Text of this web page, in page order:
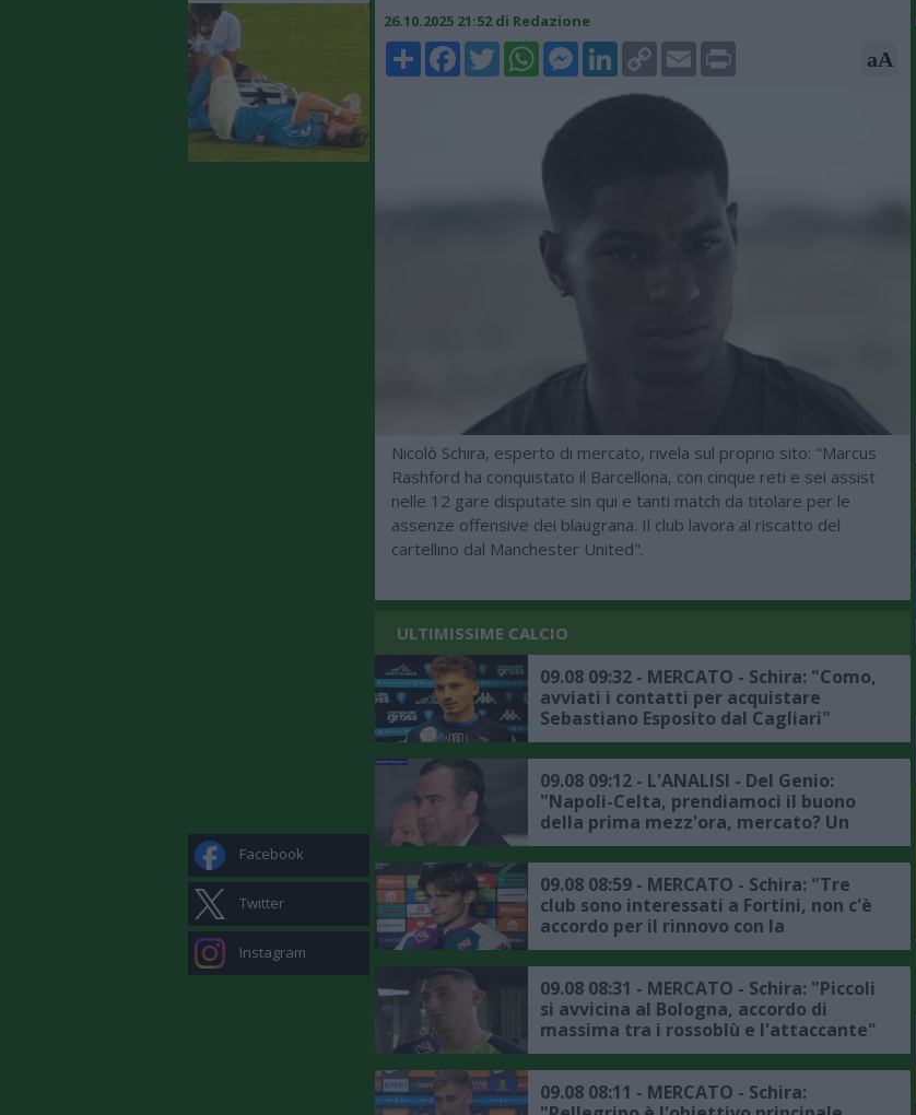
Facebook
Twitter
Instagram
26.10.2025 21:52 di Redazione
ShareFacebookTwitterWhatsAppMessenger
LinkedIn
Copy
Link
Email Print aA
Nicolò Schira, esperto di mercato, rivela sul proprio sito: "Marcus
Rashford ha conquistato il Barcellona, con cinque reti e sei assist
nelle 12 gare disputate sin qui e tanti match da titolare per le
assenze offensive dei blaugrana. Il club lavora al riscatto del
cartellino dal Manchester United".
ULTIMISSIME CALCIO
09.08 09:32 - MERCATO - Schira: "Como,
avviati i contatti per acquistare
Sebastiano Esposito dal Cagliari"
09.08 09:12 - L'ANALISI - Del Genio:
"Napoli-Celta, prendiamoci il buono
della prima mezz'ora, mercato? Un
jolly va preso per spostare Olivera"
09.08 08:59 - MERCATO - Schira: "Tre
club sono interessati a Fortini, non c'è
accordo per il rinnovo con la
Fiorentina"
09.08 08:31 - MERCATO - Schira: "Piccoli
si avvicina al Bologna, accordo di
massima tra i rossoblù e l'attaccante"
09.08 08:11 - MERCATO - Schira: